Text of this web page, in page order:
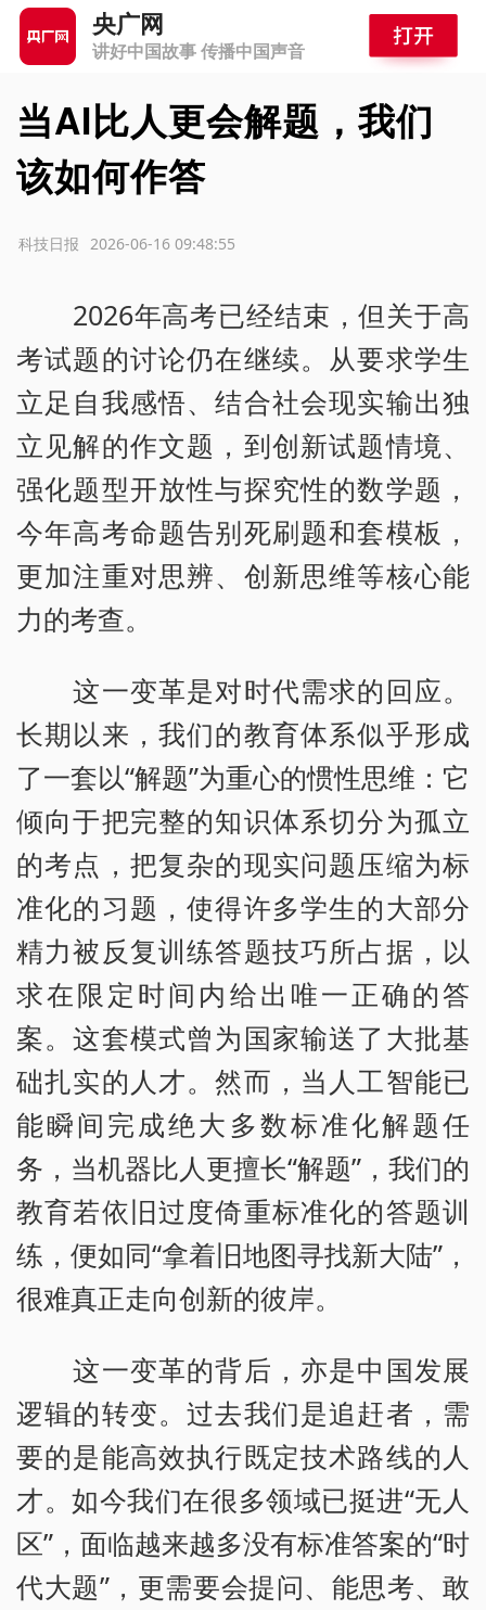
央广网
讲好中国故事 传播中国声音
当AI比人更会解题，我们
该如何作答
2026-06-16 09:48:55
科技日报
2026年高考已经结束，但关于高
考试题的讨论仍在继续。从要求学生
立足自我感悟、结合社会现实输出独
立见解的作文题，到创新试题情境、
强化题型开放性与探究性的数学题，
今年高考命题告别死刷题和套模板，
更加注重对思辨、创新思维等核心能
力的考查。
这一变革是对时代需求的回应。
长期以来，我们的教育体系似乎形成
了一套以“解题”为重心的惯性思维：它
倾向于把完整的知识体系切分为孤立
的考点，把复杂的现实问题压缩为标
准化的习题，使得许多学生的大部分
精力被反复训练答题技巧所占据，以
求在限定时间内给出唯一正确的答
案。这套模式曾为国家输送了大批基
础扎实的人才。然而，当人工智能已
能瞬间完成绝大多数标准化解题任
务，当机器比人更擅长“解题”，我们的
教育若依旧过度倚重标准化的答题训
练，便如同“拿着旧地图寻找新大陆”，
很难真正走向创新的彼岸。
这一变革的背后，亦是中国发展
逻辑的转变。过去我们是追赶者，需
要的是能高效执行既定技术路线的人
才。如今我们在很多领域已挺进“无人
区”，面临越来越多没有标准答案的“时
代大题”，更需要会提问、能思考、敢